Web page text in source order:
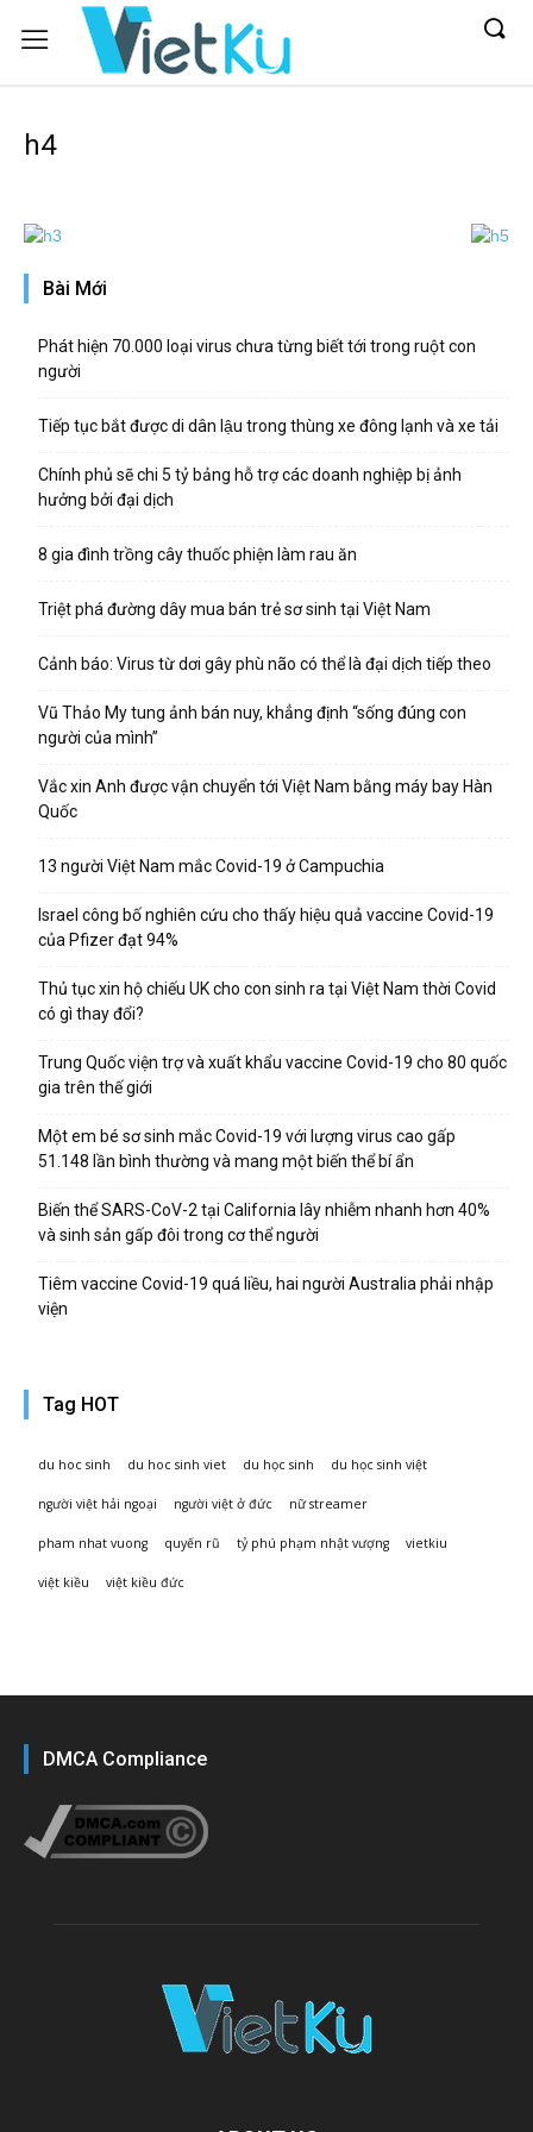
h4
Bài Mới
Phát hiện 70.000 loại virus chưa từng biết tới trong ruột con
người
Tiếp tục bắt được di dân lậu trong thùng xe đông lạnh và xe tải
Chính phủ sẽ chi 5 tỷ bảng hỗ trợ các doanh nghiệp bị ảnh
hưởng bởi đại dịch
8 gia đình trồng cây thuốc phiện làm rau ăn
Triệt phá đường dây mua bán trẻ sơ sinh tại Việt Nam
Cảnh báo: Virus từ dơi gây phù não có thể là đại dịch tiếp theo
Vũ Thảo My tung ảnh bán nuy, khẳng định “sống đúng con
người của mình”
Vắc xin Anh được vận chuyển tới Việt Nam bằng máy bay Hàn
Quốc
13 người Việt Nam mắc Covid-19 ở Campuchia
Israel công bố nghiên cứu cho thấy hiệu quả vaccine Covid-19
của Pfizer đạt 94%
Thủ tục xin hộ chiếu UK cho con sinh ra tại Việt Nam thời Covid
có gì thay đổi?
Trung Quốc viện trợ và xuất khẩu vaccine Covid-19 cho 80 quốc
gia trên thế giới
Một em bé sơ sinh mắc Covid-19 với lượng virus cao gấp
51.148 lần bình thường và mang một biến thể bí ẩn
Biến thể SARS-CoV-2 tại California lây nhiễm nhanh hơn 40%
và sinh sản gấp đôi trong cơ thể người
Tiêm vaccine Covid-19 quá liều, hai người Australia phải nhập
viện
Tag HOT
du hoc sinh du hoc sinh viet du học sinh du học sinh việt
người việt hải ngoại người việt ở đức nữ streamer
pham nhat vuong quyến rũ tỷ phú phạm nhật vượng vietkiu
việt kiều việt kiều đức
DMCA Compliance